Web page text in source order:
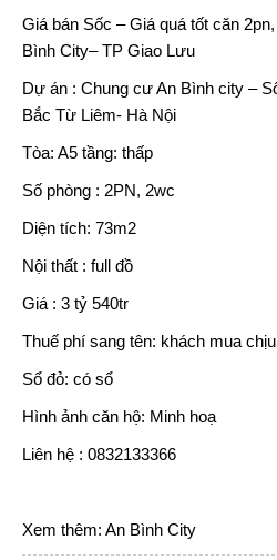
Giá bán Sốc – Giá quá tốt căn
Bình City– TP Giao Lưu
Dự án : Chung cư An Bình city –
Bắc Từ Liêm- Hà Nội
Tòa: A5 tầng: thấp
Số phòng : 2PN, 2wc
Diện tích: 73m2
Nội thất : full đồ
Giá : 3 tỷ 540tr
Thuế phí sang tên: khách mua chịu
Sổ đỏ: có sổ
Hình ảnh căn hộ: Minh hoạ
Liên hệ : 0832133366
Xem thêm: An Bình City